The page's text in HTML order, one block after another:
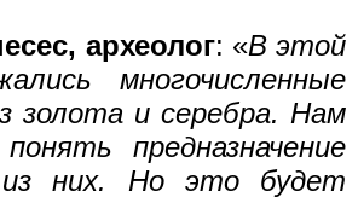
археолог: «В этой
многочисленные
золота и серебра. Нам
предназначение
из них. Но это будет